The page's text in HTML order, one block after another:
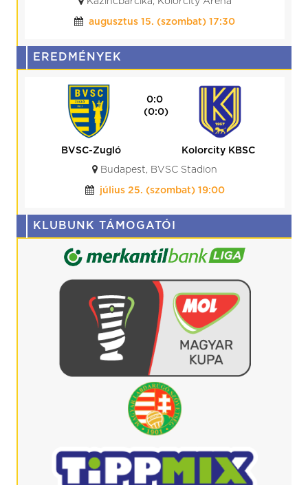
augusztus 15. (szombat) 17:30
EREDMÉNYEK
(0:0)
BVSC-Zugló
Kolorcity KBSC
Budapest, BVSC Stadion
július 25. (szombat) 19:00
KLUBUNK TÁMOGATÓI